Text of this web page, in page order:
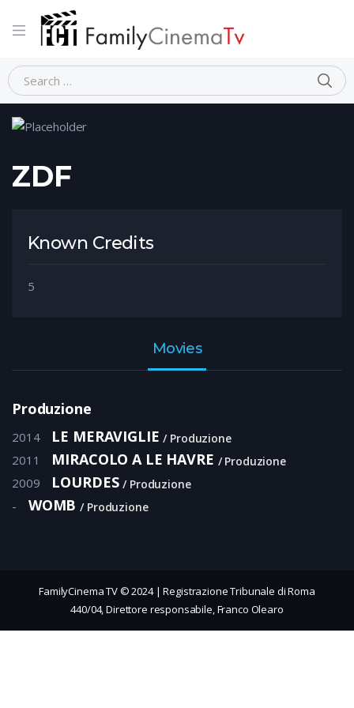
Home Person ZDF
ZDF
Known Credits
5
Movies
Produzione
2014 LE MERAVIGLIE Produzione
2011 MIRACOLO A LE HAVRE Produzione
2009 LOURDES Produzione
- WOMB Produzione
FamilyCinema TV © 2024 | Registrazione Tribunale di Roma
440/04, Direttore responsabile, Franco Olearo